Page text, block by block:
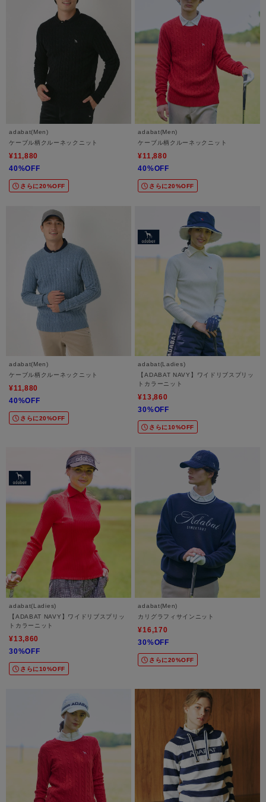
adabat(Men)
ケーブル柄クルーネックニット
¥11,880
40%OFF
さらに20%OFF
adabat(Men)
ケーブル柄クルーネックニット
¥11,880
40%OFF
さらに20%OFF
adabat(Men)
ケーブル柄クルーネックニット
¥11,880
40%OFF
さらに20%OFF
adabat(Ladies)
【ADABAT NAVY】ワイドリブスプリッ
トカラーニット
¥13,860
30%OFF
さらに10%OFF
adabat(Ladies)
【ADABAT NAVY】ワイドリブスプリッ
トカラーニット
¥13,860
30%OFF
さらに10%OFF
adabat(Men)
カリグラフィサインニット
¥16,170
30%OFF
さらに20%OFF